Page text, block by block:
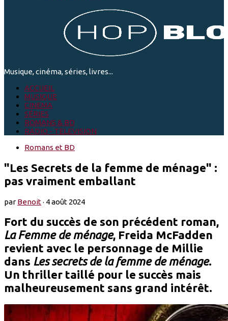
Musique, cinéma, séries, livres...
ACCUEIL
MUSIQUE
CINEMA
SÉRIES
ROMANS & BD
RADIO - TELEVISION
Romans et BD
"Les Secrets de la femme de ménage" :
pas vraiment emballant
parBenoit· 4 août 2024
Fort du succès de son précédent roman,
La Femme de ménage, Freida McFadden
revient avec le personnage de Millie
dans Les secrets de la femme de ménage.
Un thriller taillé pour le succès mais
malheureusement sans grand intérêt.